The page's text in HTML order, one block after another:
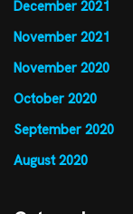
December 2021
November 2021
November 2020
October 2020
September 2020
August 2020